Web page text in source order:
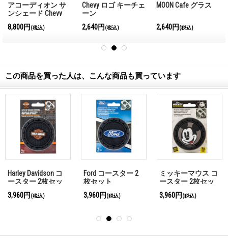
アコーディオン サ
ンシェード Chevy
8,800円 (税込)
Chevy ロゴ キーチェ
ーン
2,640円 (税込)
MOON Cafe グラス
2,640円 (税込)
この商品を買った人は、こんな商品も買っています
Harley Davidson コ
ースター 2枚セッ
3,960円 (税込)
Ford コースター 2
枚セット
3,960円 (税込)
ミッキーマウス コ
ースター 2枚セッ
3,960円 (税込)